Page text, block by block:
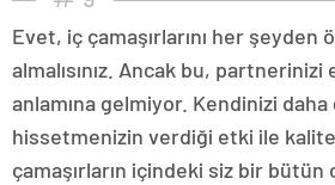
Evet, iç çamaşırlarını her şeyden
almalısınız. Ancak bu,
anlamına gelmiyor. Kendinizi
hissetmenizin verdiği etki ile
çamaşırların içindeki siz bir